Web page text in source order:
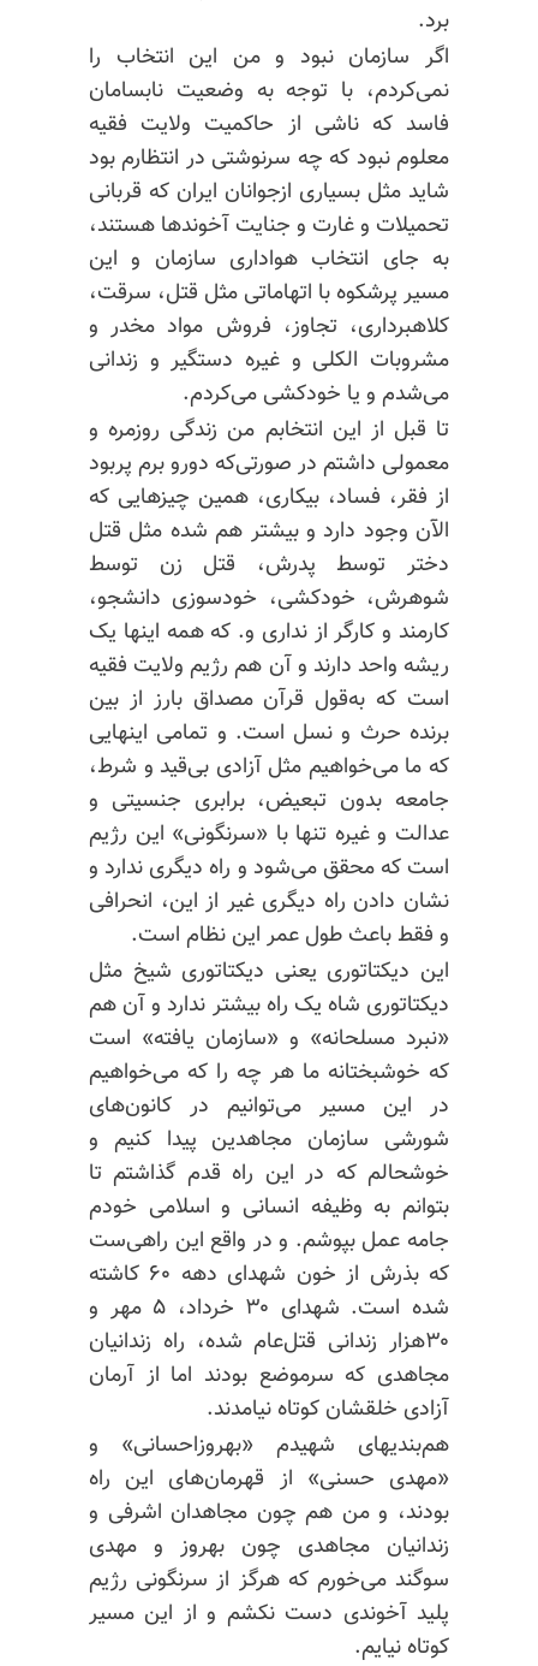
برد.
اگر سازمان نبود و من این انتخاب را
نمی‌کردم، با توجه به وضعیت نابسامان
فاسد که ناشی از حاکمیت ولایت فقیه
معلوم نبود که چه سرنوشتی در انتظارم بود
شاید مثل بسیاری ازجوانان ایران که قربانی
تحمیلات و غارت و جنایت آخوندها هستند،
به جای انتخاب هواداری سازمان و این
مسیر پرشکوه با اتهاماتی مثل قتل، سرقت،
کلاهبرداری، تجاوز، فروش مواد مخدر و
مشروبات الکلی و غیره دستگیر و زندانی
می‌شدم و یا خودکشی می‌کردم.
تا قبل از این انتخابم من زندگی روزمره و
معمولی داشتم در صورتی‌که دورو برم پربود
از فقر، فساد، بیکاری، همین چیزهایی که
الآن وجود دارد و بیشتر هم شده مثل قتل
دختر توسط پدرش، قتل زن توسط
شوهرش، خودکشی، خودسوزی دانشجو،
کارمند و کارگر از نداری و. که همه اینها یک
ریشه واحد دارند و آن هم رژیم ولایت فقیه
است که به‌قول قرآن مصداق بارز از بین
برنده حرث و نسل است. و تمامی اینهایی
که ما می‌خواهیم مثل آزادی بی‌قید و شرط،
جامعه بدون تبعیض، برابری جنسیتی و
عدالت و غیره تنها با «سرنگونی» این رژیم
است که محقق می‌شود و راه دیگری ندارد و
نشان دادن راه دیگری غیر از این، انحرافی
و فقط باعث طول عمر این نظام است.
این دیکتاتوری یعنی دیکتاتوری شیخ مثل
دیکتاتوری شاه یک راه بیشتر ندارد و آن هم
«نبرد مسلحانه» و «سازمان یافته» است
که خوشبختانه ما هر چه را که می‌خواهیم
در این مسیر می‌توانیم در کانون‌های
شورشی سازمان مجاهدین پیدا کنیم و
خوشحالم که در این راه قدم گذاشتم تا
بتوانم به وظیفه انسانی و اسلامی خودم
جامه عمل بپوشم. و در واقع این راهی‌ست
که بذرش از خون شهدای دهه ۶۰ کاشته
شده است. شهدای ۳۰ خرداد، ۵ مهر و
۳۰هزار زندانی قتل‌عام شده، راه زندانیان
مجاهدی که سرموضع بودند اما از آرمان
آزادی خلقشان کوتاه نیامدند.
هم‌بندیهای شهیدم «بهروزاحسانی» و
«مهدی حسنی» از قهرمان‌های این راه
بودند، و من هم چون مجاهدان اشرفی و
زندانیان مجاهدی چون بهروز و مهدی
سوگند می‌خورم که هرگز از سرنگونی رژیم
پلید آخوندی دست نکشم و از این مسیر
کوتاه نیایم.